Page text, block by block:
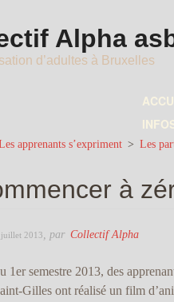
Alpha
d’adultes à Bruxelles
apprenants s’expriment > Les
à
2013 par Collectif Alpha
1er semestre 2013, des
Gilles ont réalisé un film